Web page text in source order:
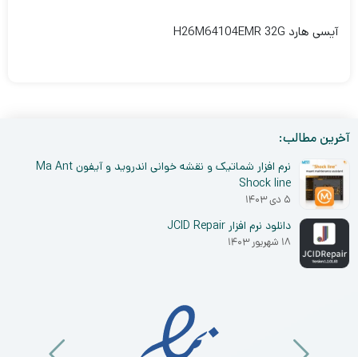
آیسی هارد H26M64104EMR 32G
آخرین مطالب:
نرم افزار شماتیک و نقشه خوانی اندروید و آیفون Ma Ant
Shock line
۵ دی ۱۴۰۳
دانلود نرم افزار JCID Repair
۱۸ شهریور ۱۴۰۳